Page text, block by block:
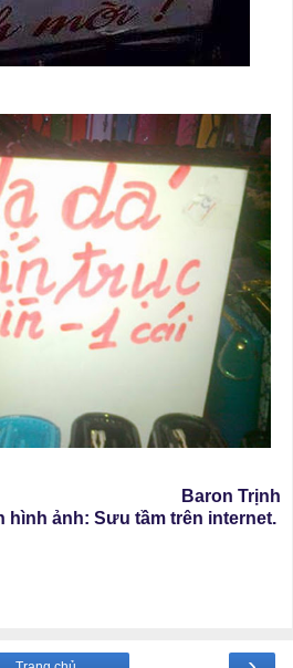
Baron Trịnh
hình ảnh: Sưu tầm trên internet.